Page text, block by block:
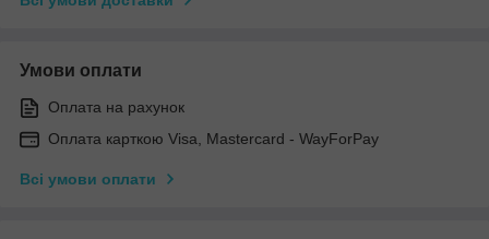
Умови оплати
Оплата на рахунок
Оплата карткою Visa, Mastercard - WayForPay
Всі умови оплати